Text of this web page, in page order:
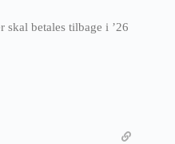
skal betales tilbage i ’26